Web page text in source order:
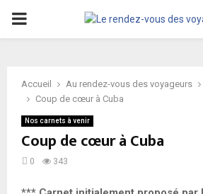
PRIMARY
Accueil Au rendez-vous des voyageurs
Coup de cœur à Cuba
Nos carnets à venir
Coup de cœur à Cuba
0 343